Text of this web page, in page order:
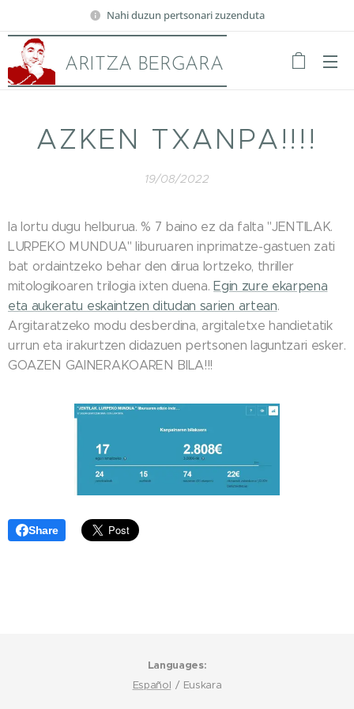
Nahi duzun pertsonari zuzenduta
ARITZA BERGARA
AZKEN TXANPA!!!!
19/08/2022
Ia lortu dugu helburua. % 7 baino ez da falta "JENTILAK.
LURPEKO MUNDUA" liburuaren inprimatze-gastuen zati
bat ordaintzeko behar den dirua lortzeko, thriller
mitologikoaren trilogia ixten duena.Egin zure ekarpena
eta aukeratu eskaintzen ditudan sarien artean.
Argitaratzeko modu desberdina, argitaletxe handietatik
urrun eta irakurtzen didazuen pertsonen laguntzari esker.
GOAZEN GAINERAKOAREN BILA!!!
Share
Languages
Español
Euskara